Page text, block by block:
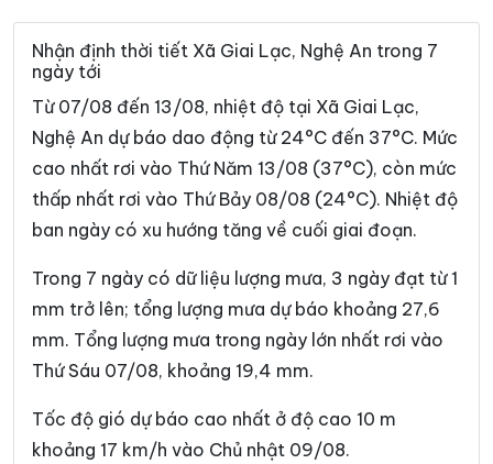
Xã Châu Tiến Xã Chiêu Lưu
Xã Con Cuông
Xã Đại Huệ Xã Diễn Châu
Xã Đô Lương Xã Đông Hiếu
Xã Đông Lộc Xã Đông Thành
Xã Hải Châu Xã Hải Lộc
Xã Hạnh Lâm Xã Hoa Quân
Xã Hợp Minh
Xã Hùng Châu Xã Hưng Nguyên
Nhận định thời tiết Xã Giai Lạc, Nghệ An trong 7
ngày tới
Từ 07/08 đến 13/08, nhiệt độ tại Xã Giai Lạc,
Nghệ An dự báo dao động từ 24°C đến 37°C. Mức
cao nhất rơi vào Thứ Năm 13/08 (37°C), còn mức
thấp nhất rơi vào Thứ Bảy 08/08 (24°C). Nhiệt độ
ban ngày có xu hướng tăng về cuối giai đoạn.
Trong 7 ngày có dữ liệu lượng mưa, 3 ngày đạt từ 1
mm trở lên; tổng lượng mưa dự báo khoảng 27,6
mm. Tổng lượng mưa trong ngày lớn nhất rơi vào
Thứ Sáu 07/08, khoảng 19,4 mm.
Tốc độ gió dự báo cao nhất ở độ cao 10 m
khoảng 17 km/h vào Chủ nhật 09/08.